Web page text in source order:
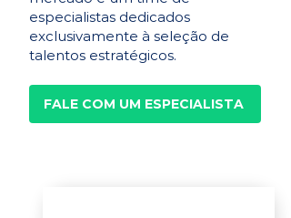
especialistas dedicados
exclusivamente à seleção de
talentos estratégicos.
FALE COM UM ESPECIALISTA